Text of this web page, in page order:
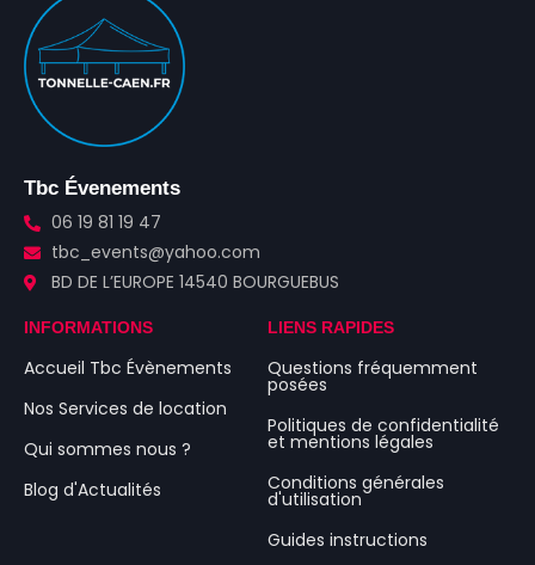
Tbc Évenements
06 19 81 19 47
tbc_events@yahoo.com
BD DE L’EUROPE 14540 BOURGUEBUS
INFORMATIONS
Accueil Tbc Évènements
Nos Services de location
Qui sommes nous ?
Blog d'Actualités
LIENS RAPIDES
Questions fréquemment
posées
Politiques de confidentialité
et mentions légales
Conditions générales
d'utilisation
Guides instructions